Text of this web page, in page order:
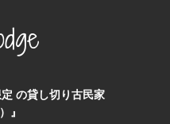
の貸し切り古民家
』